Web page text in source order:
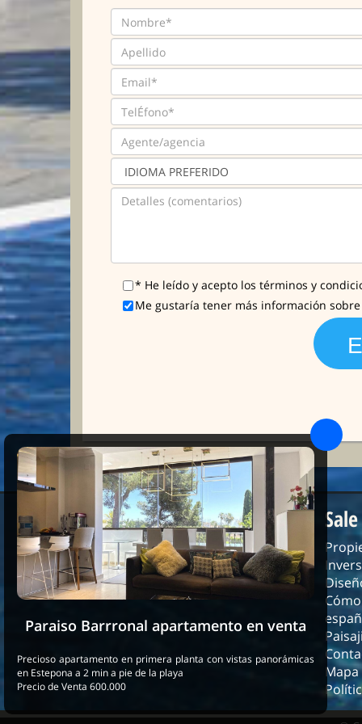
* He leído y acepto los términos y
Me gustaría tener más información
Paraiso Barrronal apartamento en venta
Precioso apartamento en primera planta con vistas panorámicas
en Estepona a 2 min a pie de la playa
Precio de Venta 600.000